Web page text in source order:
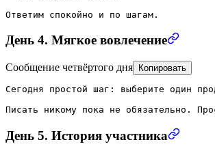
Ответим спокойно и по шагам.
День 4. Мягкое вовлечение
Сообщение четвёртого дня Копировать
Сегодня простой шаг: выберите один
Писать никому пока не обязательно.
День 5. История участника